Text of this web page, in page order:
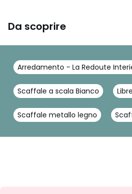
Da scoprire
Arredamento - La Redoute
Scaffale a scala Bianco
Scaffale metallo legno